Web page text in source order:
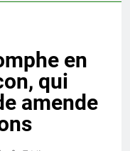
en
qui
amende